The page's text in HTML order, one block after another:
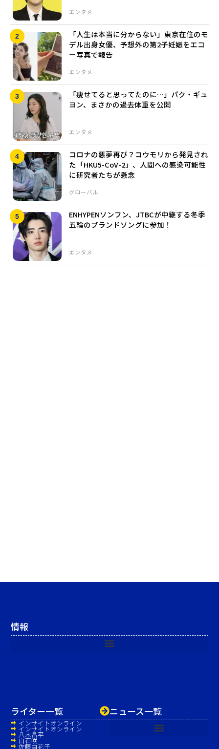
エンタメ
エンタメ
「人生は本当に分からない」東京在住のモ
デル出身女優、予想外の第2子妊娠をエコ
ー写真で報告
エンタメ
「痩せてると思ってたのに…」パク・ギュ
ヨン、まさかの過去体重を公開
グローバル
コロナの悪夢再び？コウモリから発見され
た「HKU5-CoV-2」、人間への感染可能性
に研究者たちが懸念
エンタメ
ENHYPENソンフン、JTBCが中継する冬季
五輪のブランドソングに参加！
ニュース一覧
ライター一覧
インサイトオンライン
インサイトオンライン
八木昌平
白石咲
佐藤由花子
情報